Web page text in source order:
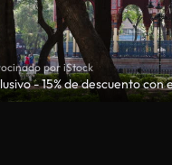
por iStock
- 15% de descuento con